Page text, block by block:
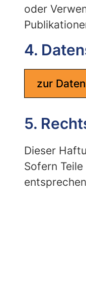
oder
4.
zur
5.
Dieser
Sofern